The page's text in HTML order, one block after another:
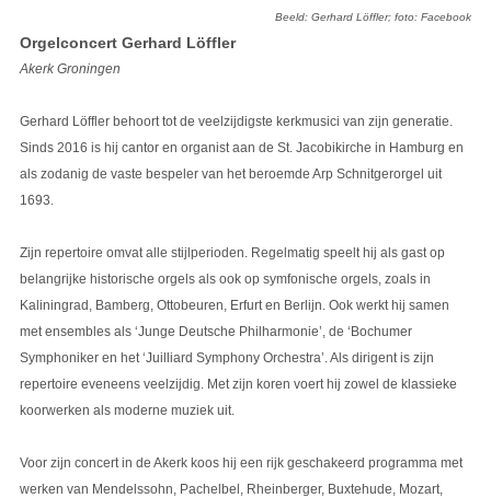
Beeld: Gerhard Löffler; foto: Facebook
Orgelconcert Gerhard Löffler
Akerk Groningen
Gerhard Löffler behoort tot de veelzijdigste kerkmusici van zijn generatie.
Sinds 2016 is hij cantor en organist aan de St. Jacobikirche in Hamburg en
als zodanig de vaste bespeler van het beroemde Arp Schnitgerorgel uit
1693.
Zijn repertoire omvat alle stijlperioden. Regelmatig speelt hij als gast op
belangrijke historische orgels als ook op symfonische orgels, zoals in
Kaliningrad, Bamberg, Ottobeuren, Erfurt en Berlijn. Ook werkt hij samen
met ensembles als ‘Junge Deutsche Philharmonie’, de ‘Bochumer
Symphoniker en het ‘Juilliard Symphony Orchestra’. Als dirigent is zijn
repertoire eveneens veelzijdig. Met zijn koren voert hij zowel de klassieke
koorwerken als moderne muziek uit.
Voor zijn concert in de Akerk koos hij een rijk geschakeerd programma met
werken van Mendelssohn, Pachelbel, Rheinberger, Buxtehude, Mozart,